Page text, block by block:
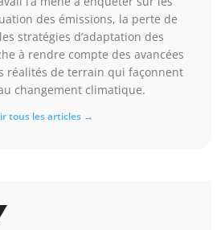
des émissions, la perte de
stratégies d’adaptation des
à rendre compte des avancées
réalités de terrain qui façonnent
changement climatique.
tous les articles →